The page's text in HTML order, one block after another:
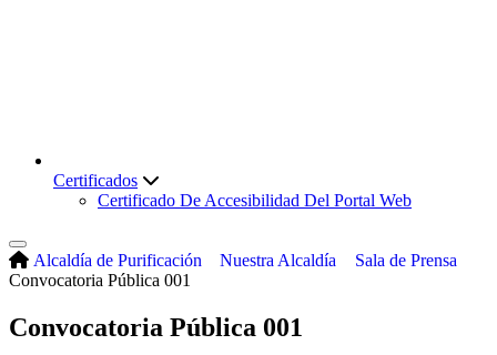
Certificados
Certificado De Accesibilidad Del Portal Web
Alcaldía de Purificación Nuestra Alcaldía
Sala de Prensa
Convocatoria Pública 001
Convocatoria Pública 001